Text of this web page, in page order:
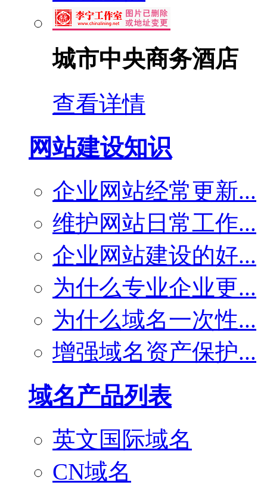
城市中央商务酒店
查看详情
网站建设知识
企业网站经常更新...
维护网站日常工作...
企业网站建设的好...
为什么专业企业更...
为什么域名一次性...
增强域名资产保护...
域名产品列表
英文国际域名
CN域名